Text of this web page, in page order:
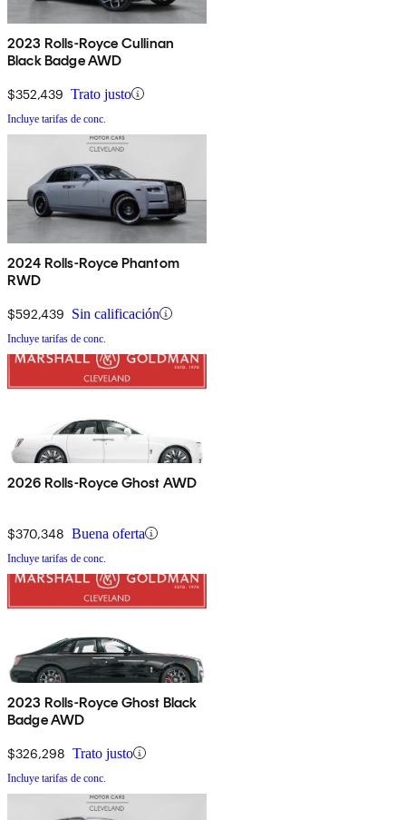
2023 Rolls-Royce Cullinan
Black Badge AWD
$352,439 Trato justo
Incluye tarifas de conc.
2024 Rolls-Royce Phantom
RWD
$592,439 Sin calificación
Incluye tarifas de conc.
2026 Rolls-Royce Ghost AWD
$370,348 Buena oferta
Incluye tarifas de conc.
2023 Rolls-Royce Ghost Black
Badge AWD
$326,298 Trato justo
Incluye tarifas de conc.